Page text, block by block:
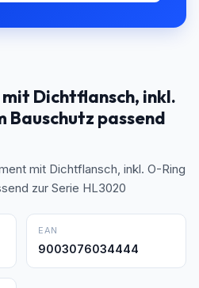
Dichtflansch, inkl.
Bauschutz passend
mit Dichtflansch, inkl. O-Ring
zur Serie HL3020
EAN
9003076034444